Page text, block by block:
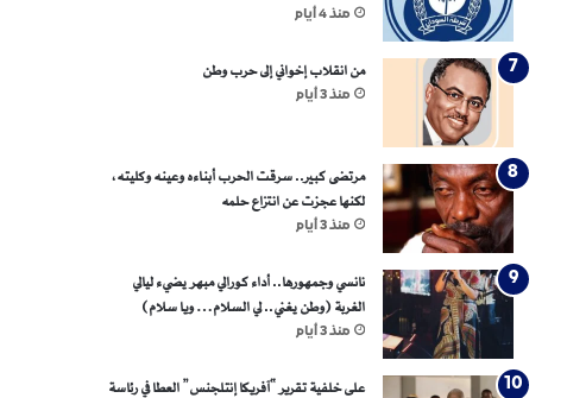
منذ 4 أيام
من انقلاب إخواني إلى حرب وطن
منذ 3 أيام
مرتضى كبير.. سرقت الحرب أبناءه وعينه وكليته،
لكنها عجزت عن انتزاع حلمه
منذ 3 أيام
نانسي وجمهورها.. أداء كورالي مبهر يضيء ليالي
الغربة (وطن يغني.. لي السلام… ويا سلام)
منذ 3 أيام
على خلفية تقرير “آفريكا إنتلجنس” العطا في رئاسة